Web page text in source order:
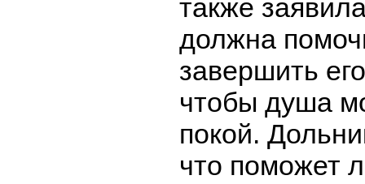
также
должна
завершить
чтобы душа
покой.
что поможет